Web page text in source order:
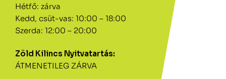
Hétfő: zárva
Kedd, csüt-vas: 10:00 – 18:00
Szerda: 12:00 – 20:00
Zöld Kilincs Nyitvatartás:
ÁTMENETILEG ZÁRVA